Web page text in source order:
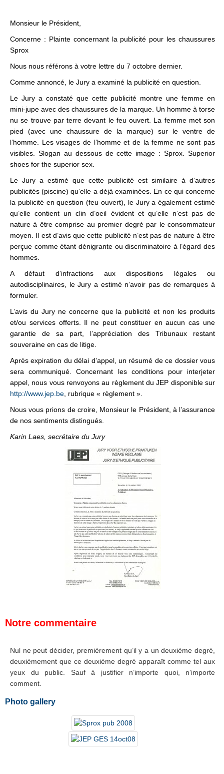
Monsieur le Président,
Concerne : Plainte concernant la publicité pour les chaussures
Sprox
Nous nous référons à votre lettre du 7 octobre dernier.
Comme annoncé, le Jury a examiné la publicité en question.
Le Jury a constaté que cette publicité montre une femme en
mini-jupe avec des chaussures de la marque. Un homme à torse
nu se trouve par terre devant le feu ouvert. La femme met son
pied (avec une chaussure de la marque) sur le ventre de
l’homme. Les visages de l’homme et de la femme ne sont pas
visibles. Slogan au dessous de cette image : Sprox. Superior
shoes for the superior sex.
Le Jury a estimé que cette publicité est similaire à d’autres
publicités (piscine) qu’elle a déjà examinées. En ce qui concerne
la publicité en question (feu ouvert), le Jury a également estimé
qu’elle contient un clin d’oeil évident et qu’elle n’est pas de
nature à être comprise au premier degré par le consommateur
moyen. Il est d’avis que cette publicité n’est pas de nature à être
perçue comme étant dénigrante ou discriminatoire à l’égard des
hommes.
A défaut d’infractions aux dispositions légales ou
autodisciplinaires, le Jury a estimé n’avoir pas de remarques à
formuler.
L’avis du Jury ne concerne que la publicité et non les produits
et/ou services offerts. Il ne peut constituer en aucun cas une
garantie de sa part, l’appréciation des Tribunaux restant
souveraine en cas de litige.
Après expiration du délai d’appel, un résumé de ce dossier vous
sera communiqué. Concernant les conditions pour interjeter
appel, nous vous renvoyons au règlement du JEP disponible sur
http://www.jep.be , rubrique « règlement ».
Nous vous prions de croire, Monsieur le Président, à l’assurance
de nos sentiments distingués.
Karin Laes, secrétaire du Jury
Notre commentaire
Nul ne peut décider, premièrement qu’il y a un deuxième degré,
deuxièmement que ce deuxième degré apparaît comme tel aux
yeux du public. Sauf à justifier n’importe quoi, n’importe
comment.
Photo gallery